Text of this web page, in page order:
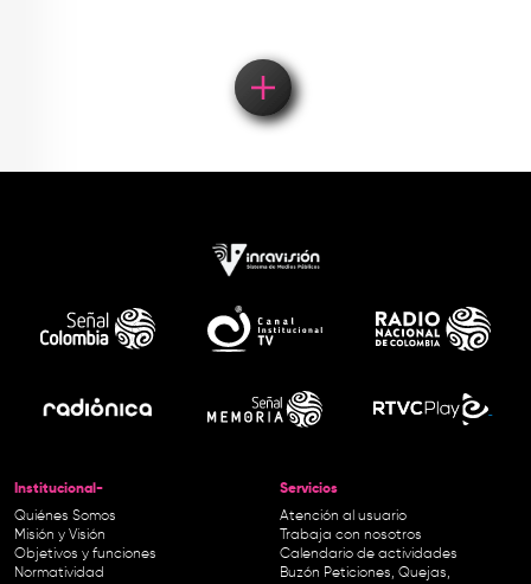
Institucional-
Quiénes Somos
Misión y Visión
Objetivos y funciones
Normatividad
Servicios
Atención al usuario
Trabaja con nosotros
Calendario de actividades
Buzón Peticiones, Quejas,